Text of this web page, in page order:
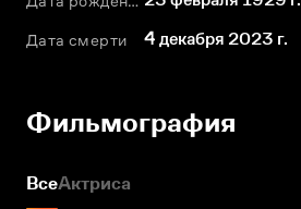
Дата смерти 4 декабря 2023 г.
Фильмография
ВсеАктриса